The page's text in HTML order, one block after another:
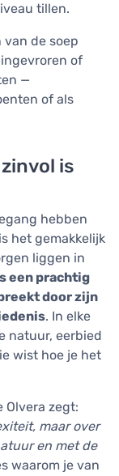
tillen.
van de soep
of
—
of als
is
hebben
het gemakkelijk
liggen in
een prachtig
door zijn
. In elke
natuur, eerbied
wist hoe je het
Olvera zegt:
maar over
en met de
waarom je van